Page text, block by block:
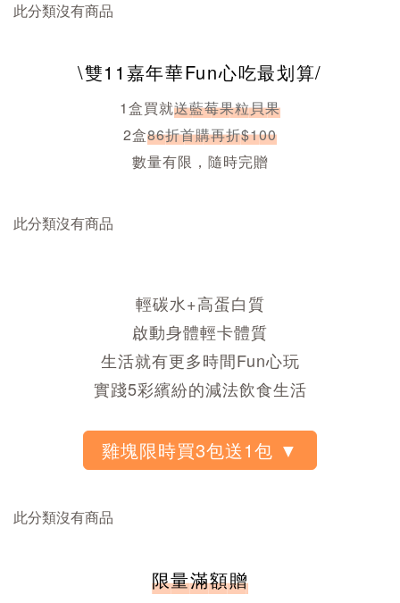
此分類沒有商品
\雙11嘉年華Fun心吃最划算/
1盒買就送藍莓果粒貝果
2盒86折首購再折$100
數量有限，隨時完贈
此分類沒有商品
輕碳水+高蛋白質
啟動身體輕卡體質
生活就有更多時間Fun心玩
實踐5彩繽紛的減法飲食生活
此分類沒有商品
限量滿額贈